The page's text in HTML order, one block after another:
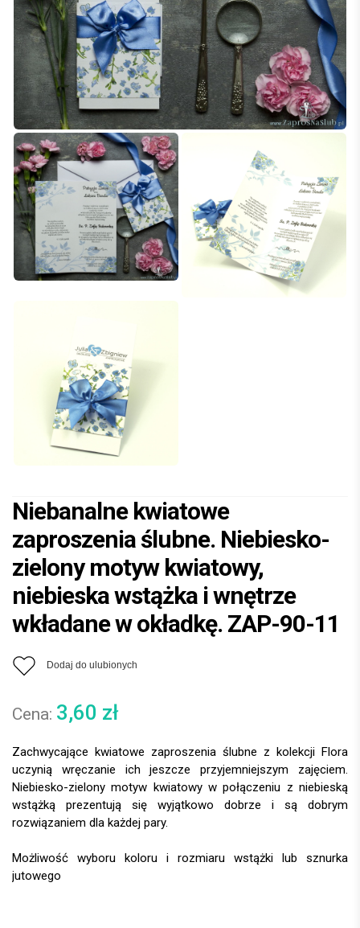
Niebanalne kwiatowe
zaproszenia ślubne. Niebiesko-
zielony motyw kwiatowy,
niebieska wstążka i wnętrze
wkładane w okładkę. ZAP-90-11
Dodaj do ulubionych
3,60 zł
Zachwycające kwiatowe zaproszenia ślubne z kolekcji Flora
uczynią wręczanie ich jeszcze przyjemniejszym zajęciem.
Niebiesko-zielony motyw kwiatowy w połączeniu z niebieską
wstążką prezentują się wyjątkowo dobrze i są dobrym
rozwiązaniem dla każdej pary.